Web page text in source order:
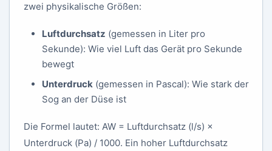
zwei physikalische Größen:
Luftdurchsatz (gemessen in Liter pro
Sekunde): Wie viel Luft das Gerät pro Sekunde
bewegt
Unterdruck(gemessen in Pascal): Wie stark der
Sog an der Düse ist
Die Formel lautet: AW = Luftdurchsatz (l/s) ×
Unterdruck (Pa) / 1000. Ein hoher Luftdurchsatz